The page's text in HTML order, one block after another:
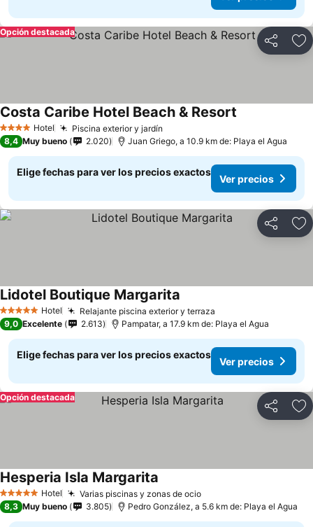
Compartir
Opción destacada
4 EstrellasHotel Piscina exterior y jardín
Costa Caribe Hotel Beach & Resort
8,4 Muy bueno 2.020 Juan Griego, a 10.9 km de: Playa el Agua
Elige fechas para ver los precios exactos
Ver precios
Compartir
5 Estrellas Hotel Relajante piscina exterior y terraza
Lidotel Boutique Margarita
9,0 Excelente 2.613 Pampatar, a 17.9 km de: Playa el Agua
Elige fechas para ver los precios exactos
Ver precios
Compartir
Opción destacada
5 Estrellas Hotel Varias piscinas y zonas de ocio
Hesperia Isla Margarita
8,3 Muy bueno 3.805 Pedro González, a 5.6 km de: Playa el Agua